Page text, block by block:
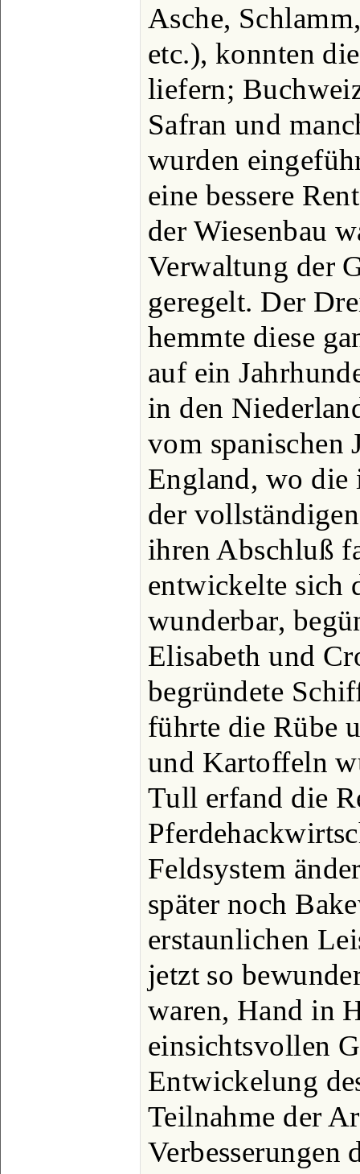
Asche,
etc.), konnten
liefern;
Safran und
wurden
eine bessere
der Wiesenbau
Verwaltung der
geregelt. Der
hemmte diese
auf ein
in den
vom spanischen
England, wo die
der
ihren Abschluß
entwickelte sich
wunderbar,
Elisabeth und
begründete
führte die Rübe
und Kartoffeln
Tull erfand die
Feldsystem
später noch
erstaunlichen
jetzt so
waren, Hand in
einsichtsvollen
Entwickelung
Teilnahme der
Verbesserungen